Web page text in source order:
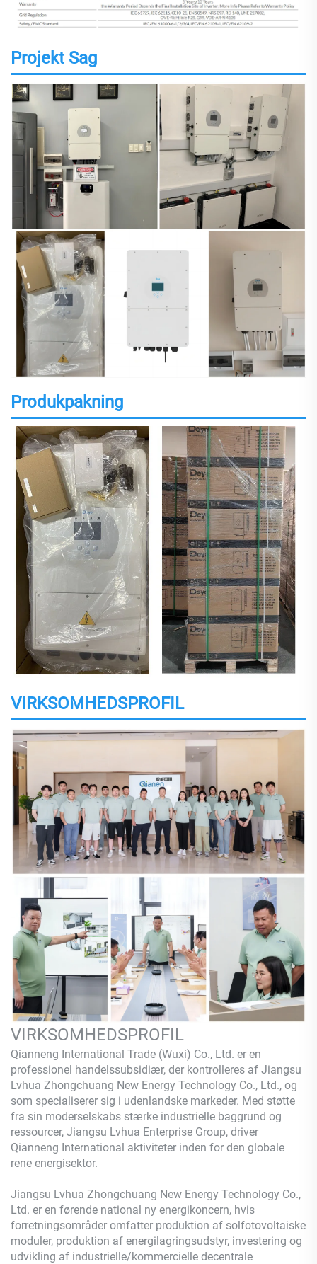
Projekt Sag
Produkpakning
VIRKSOMHEDSPROFIL
VIRKSOMHEDSPROFIL
Qianneng International Trade (Wuxi) Co., Ltd. er en
professionel handelssubsidiær, der kontrolleres af Jiangsu
Lvhua Zhongchuang New Energy Technology Co., Ltd., og
som specialiserer sig i udenlandske markeder. Med støtte
fra sin moderselskabs stærke industrielle baggrund og
ressourcer, Jiangsu Lvhua Enterprise Group, driver
Qianneng International aktiviteter inden for den globale
rene energisektor.
Jiangsu Lvhua Zhongchuang New Energy Technology Co.,
Ltd. er en førende national ny energikoncern, hvis
forretningsområder omfatter produktion af solfotovoltaiske
moduler, produktion af energilagringsudstyr, investering og
udvikling af industrielle/kommercielle decentrale